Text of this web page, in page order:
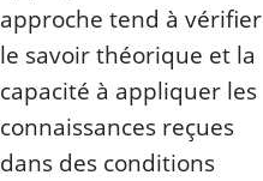
approche tend à vérifier
le savoir théorique et la
capacité à appliquer les
connaissances reçues
dans des conditions